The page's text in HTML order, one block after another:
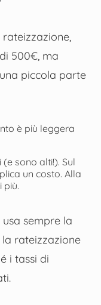
500€, ma
piccola parte
è più leggera
sono alti!). Sul
un costo. Alla
più.
usa sempre la
la rateizzazione
i tassi di